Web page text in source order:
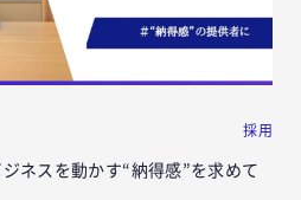
採用
ネスを動かす“納得感”を求めて